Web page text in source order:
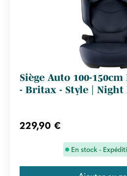
Siège Auto 100-150cm
- Britax - Style | Night
229,90 €
En stock -